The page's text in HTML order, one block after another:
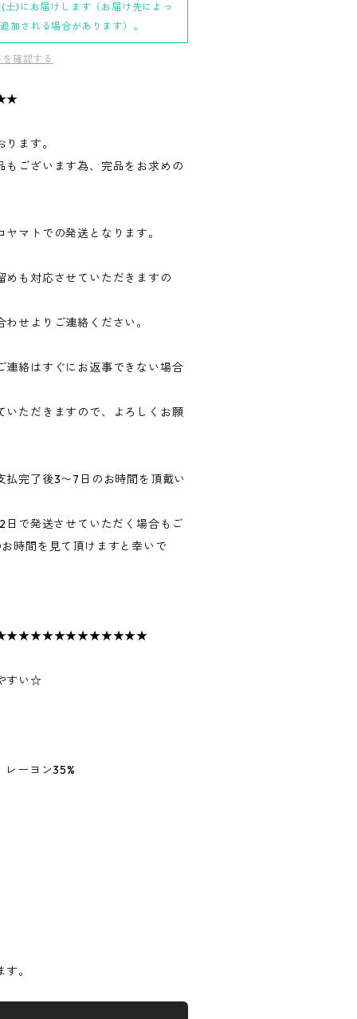
)にお届けします（お届け先によっ
加される場合があります）。
確認する
ます。
ございます為、完品をお求めの
マトでの発送となります。
めも対応させていただきますの
せよりご連絡ください。
連絡はすぐにお返事できない場合
いただきますので、よろしくお願
払完了後3〜7日のお時間を頂戴い
日で発送させていただく場合もご
時間を見て頂けますと幸いで
すい☆
ーヨン35%
。